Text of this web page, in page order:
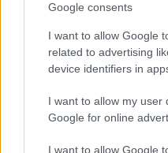
Google consents
I want to allow Google
related to advertising
device identifiers in
I want to allow my user
Google for online
I want to allow Google
A vita megoldására
imádkozóhelyet
közelében, de a
elkülönítésüket, és
hagyományos